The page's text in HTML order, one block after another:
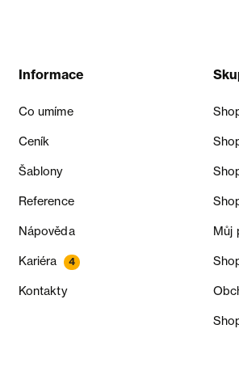
Informace
Co umíme
Ceník
Šablony
Reference
Nápověda
Kariéra 4
Kontakty
Můj